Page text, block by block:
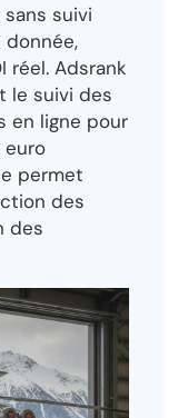
suivi
réel. Adsrank
le suivi des
en ligne pour
euro
permet
des
des